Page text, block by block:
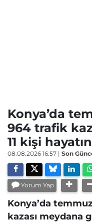
Konya’da
964 trafik
11 kişi
08.08.2026 16:57 | Son
Yorum Yap
Konya’da
kazası meydana